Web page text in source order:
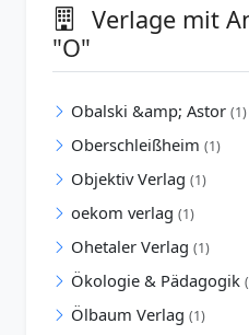
Verlage mit
"O"
Obalski &amp; Astor (1)
Oberschleißheim (1)
Objektiv Verlag (1)
oekom verlag (1)
Ohetaler Verlag (1)
Ökologie & Pädagogik
Ölbaum Verlag (1)